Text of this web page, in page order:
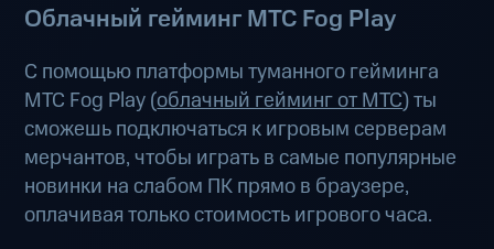
Облачный гейминг МТС Fog Play
С помощью платформы туманного гейминга
МТС Fog Play (облачный гейминг от МТС) ты
сможешь подключаться к игровым серверам
мерчантов, чтобы играть в самые популярные
новинки на слабом ПК прямо в браузере,
оплачивая только стоимость игрового часа.